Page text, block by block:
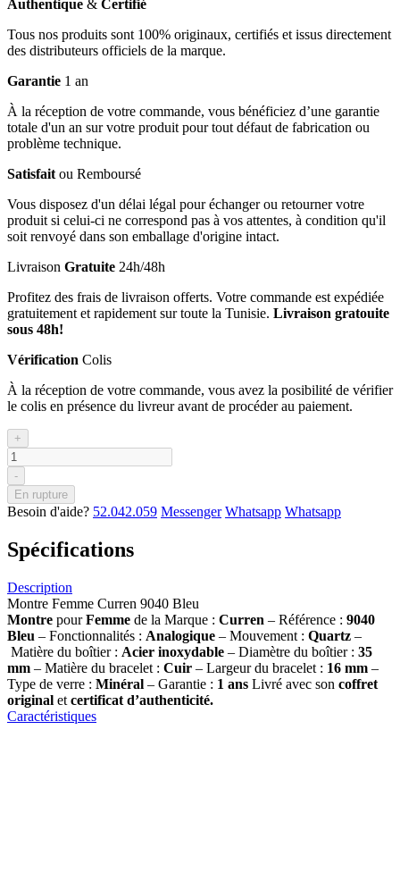
Authentique & Certifié
Tous nos produits sont 100% originaux, certifiés et issus directement
des distributeurs officiels de la marque.
Garantie 1 an
À la réception de votre commande, vous bénéficiez d’une garantie
totale d'un an sur votre produit pour tout défaut de fabrication ou
problème technique.
Satisfait ou Remboursé
Vous disposez d'un délai légal pour échanger ou retourner votre
produit si celui-ci ne correspond pas à vos attentes, à condition qu'il
soit renvoyé dans son emballage d'origine intact.
Livraison Gratuite 24h/48h
Profitez des frais de livraison offerts. Votre commande est expédiée
gratuitement et rapidement sur toute la Tunisie. Livraison gratouite
sous 48h!
Vérification Colis
À la réception de votre commande, vous avez la posibilité de vérifier
le colis en présence du livreur avant de procéder au paiement.
+
-
En rupture
Besoin d'aide? 52.042.059 Messenger Whatsapp Whatsapp
Spécifications
Description
Montre Femme Curren 9040 Bleu
Montre pourFemme de la Marque : Curren – Référence : 9040
Bleu – Fonctionnalités : Analogique – Mouvement : Quartz –
Matière du boîtier : Acier inoxydable – Diamètre du boîtier : 35
mm – Matière du bracelet : Cuir – Largeur du bracelet : 16 mm –
Type de verre : Minéral – Garantie : 1 ans Livré avec son coffret
original et certificat d’authenticité.
Caractéristiques